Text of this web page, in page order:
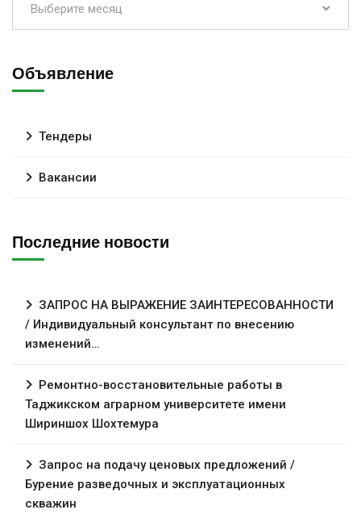
Выберите месяц
Объявление
Тендеры
Вакансии
Последние новости
ЗАПРОС НА ВЫРАЖЕНИЕ ЗАИНТЕРЕСОВАННОСТИ
/ Индивидуальный консультант по внесению
изменений…
Ремонтно-восстановительные работы в
Таджикском аграрном университете имени
Шириншох Шохтемура
Запрос на подачу ценовых предложений /
Бурение разведочных и эксплуатационных
скважин